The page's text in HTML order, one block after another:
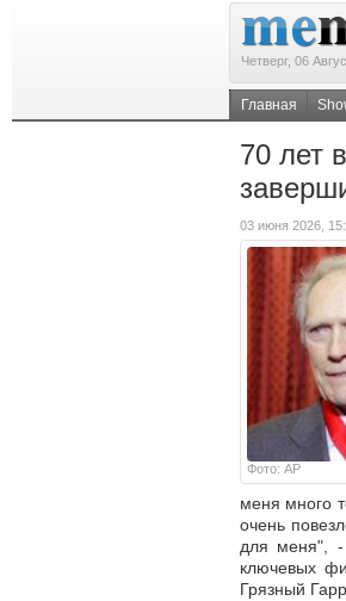
Четверг, 06
Главная
70 лет
03 июня 2026,
Фото: АР
меня много
очень
для меня", -
ключевых
Грязный